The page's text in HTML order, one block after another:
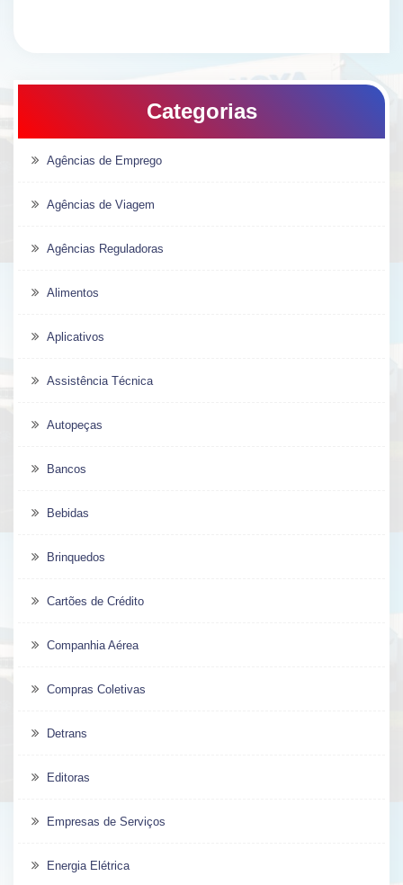
Categorias
Agências de Emprego
Agências de Viagem
Agências Reguladoras
Alimentos
Aplicativos
Assistência Técnica
Autopeças
Bancos
Bebidas
Brinquedos
Cartões de Crédito
Companhia Aérea
Compras Coletivas
Detrans
Editoras
Empresas de Serviços
Energia Elétrica